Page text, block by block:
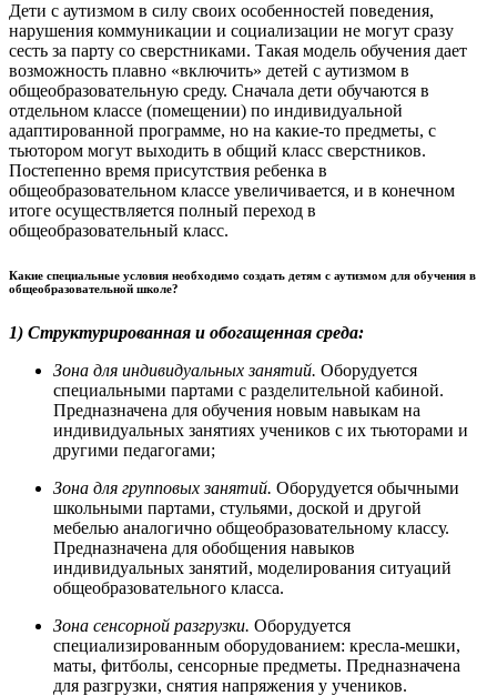
Дети с аутизмом в силу своих особенностей поведения,
нарушения коммуникации и социализации не могут сразу
сесть за парту со сверстниками. Такая модель обучения дает
возможность плавно «включить» детей с аутизмом в
общеобразовательную среду. Сначала дети обучаются в
отдельном классе (помещении) по индивидуальной
адаптированной программе, но на какие-то предметы, с
тьютором могут выходить в общий класс сверстников.
Постепенно время присутствия ребенка в
общеобразовательном классе увеличивается, и в конечном
итоге осуществляется полный переход в
общеобразовательный класс.
Какие специальные условия необходимо создать детям с аутизмом для обучения в
общеобразовательной школе?
1) Структурированная и обогащенная среда:
Зона для индивидуальных занятий. Оборудуется
специальными партами с разделительной кабиной.
Предназначена для обучения новым навыкам на
индивидуальных занятиях учеников с их тьюторами и
другими педагогами;
Зона для групповых занятий. Оборудуется обычными
школьными партами, стульями, доской и другой
мебелью аналогично общеобразовательному классу.
Предназначена для обобщения навыков
индивидуальных занятий, моделирования ситуаций
общеобразовательного класса.
Зона сенсорной разгрузки. Оборудуется
специализированным оборудованием: кресла-мешки,
маты, фитболы, сенсорные предметы. Предназначена
для разгрузки, снятия напряжения у учеников.